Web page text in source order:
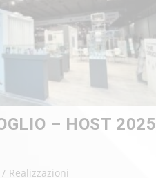
– HOST 2025
/ Realizzazioni